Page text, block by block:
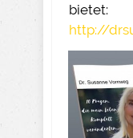
bietet:
http://